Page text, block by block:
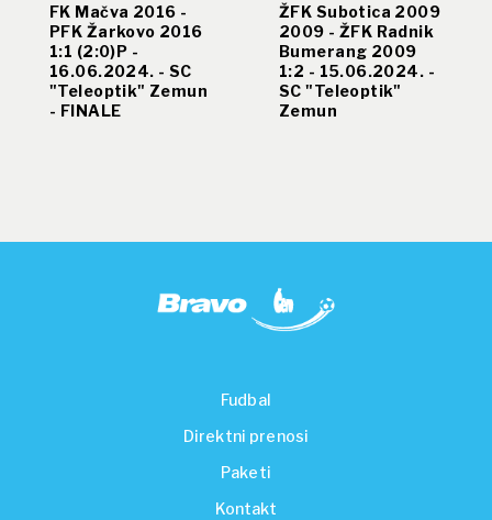
FK Mačva 2016 -
PFK Žarkovo 2016
1:1 (2:0)P -
16.06.2024. - SC
"Teleoptik" Zemun
- FINALE
ŽFK Subotica 2009
2009 - ŽFK Radnik
Bumerang 2009
1:2 - 15.06.2024. -
SC "Teleoptik"
Zemun
Fudbal
Direktni prenosi
Paketi
Kontakt